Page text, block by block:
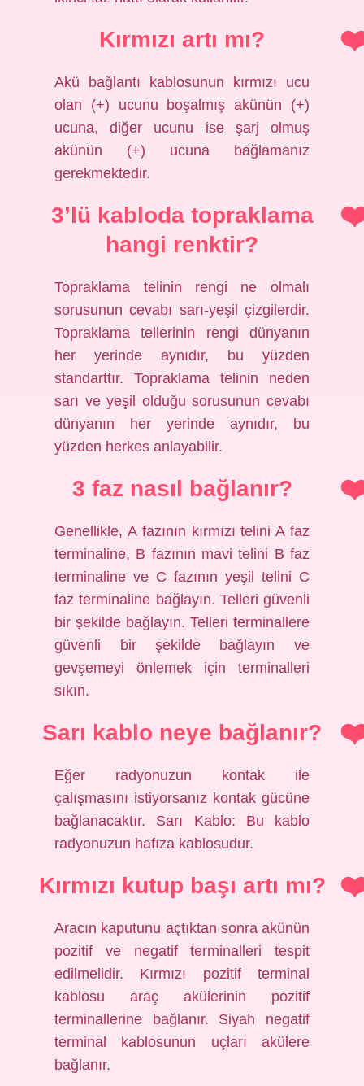
Kırmızı artı mı?
Akü bağlantı kablosunun kırmızı ucu
olan (+) ucunu boşalmış akünün (+)
ucuna, diğer ucunu ise şarj olmuş
akünün (+) ucuna bağlamanız
gerekmektedir.
3’lü kabloda topraklama
hangi renktir?
Topraklama telinin rengi ne olmalı
sorusunun cevabı sarı-yeşil çizgilerdir.
Topraklama tellerinin rengi dünyanın
her yerinde aynıdır, bu yüzden
standarttır. Topraklama telinin neden
sarı ve yeşil olduğu sorusunun cevabı
dünyanın her yerinde aynıdır, bu
yüzden herkes anlayabilir.
3 faz nasıl bağlanır?
Genellikle, A fazının kırmızı telini A faz
terminaline, B fazının mavi telini B faz
terminaline ve C fazının yeşil telini C
faz terminaline bağlayın. Telleri güvenli
bir şekilde bağlayın. Telleri terminallere
güvenli bir şekilde bağlayın ve
gevşemeyi önlemek için terminalleri
sıkın.
Sarı kablo neye bağlanır?
Eğer radyonuzun kontak ile
çalışmasını istiyorsanız kontak gücüne
bağlanacaktır. Sarı Kablo: Bu kablo
radyonuzun hafıza kablosudur.
Kırmızı kutup başı artı mı?
Aracın kaputunu açtıktan sonra akünün
pozitif ve negatif terminalleri tespit
edilmelidir. Kırmızı pozitif terminal
kablosu araç akülerinin pozitif
terminallerine bağlanır. Siyah negatif
terminal kablosunun uçları akülere
bağlanır.